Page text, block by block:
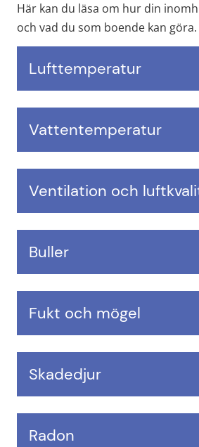
Här kan du läsa om hur din
och vad du som boende kan göra.
Lufttemperatur
Vattentemperatur
Ventilation och
Buller
Fukt och mögel
Skadedjur
Radon